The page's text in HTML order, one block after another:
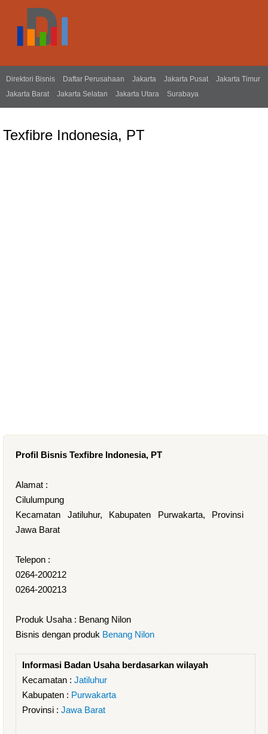
Direktori Bisnis Daftar Perusahaan Jakarta Jakarta Pusat
Jakarta Timur
Jakarta Barat
Jakarta Selatan Jakarta Utara Surabaya
Texfibre Indonesia, PT
Profil Bisnis Texfibre Indonesia, PT
Alamat :
Cilulumpung
Kecamatan Jatiluhur, Kabupaten Purwakarta, Provinsi
Jawa Barat
Telepon :
0264-200212
0264-200213
Produk Usaha : Benang Nilon
Bisnis dengan produk Benang Nilon
Informasi Badan Usaha berdasarkan wilayah
Kecamatan : Jatiluhur
Kabupaten : Purwakarta
Provinsi : Jawa Barat